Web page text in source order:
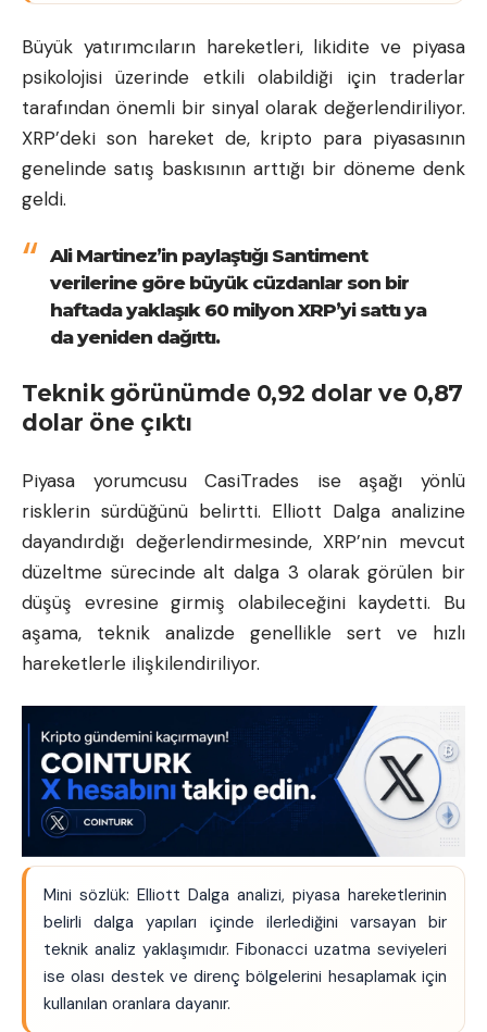
Büyük yatırımcıların hareketleri, likidite ve piyasa
psikolojisi üzerinde etkili olabildiği için traderlar
tarafından önemli bir sinyal olarak değerlendiriliyor.
XRP’deki son hareket de, kripto para piyasasının
genelinde satış baskısının arttığı bir döneme denk
geldi.
Ali Martinez’in paylaştığı Santiment
verilerine göre büyük cüzdanlar son bir
haftada yaklaşık 60 milyon XRP’yi sattı ya
da yeniden dağıttı.
Teknik görünümde 0,92 dolar ve 0,87
dolar öne çıktı
Piyasa yorumcusu CasiTrades ise aşağı yönlü
risklerin sürdüğünü belirtti. Elliott Dalga analizine
dayandırdığı değerlendirmesinde, XRP’nin mevcut
düzeltme sürecinde alt dalga 3 olarak görülen bir
düşüş evresine girmiş olabileceğini kaydetti. Bu
aşama, teknik analizde genellikle sert ve hızlı
hareketlerle ilişkilendiriliyor.
Mini sözlük: Elliott Dalga analizi, piyasa hareketlerinin
belirli dalga yapıları içinde ilerlediğini varsayan bir
teknik analiz yaklaşımıdır. Fibonacci uzatma seviyeleri
ise olası destek ve direnç bölgelerini hesaplamak için
kullanılan oranlara dayanır.